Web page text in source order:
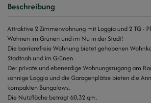
Beschreibung
Attraktive 2 Zimmerwohnung mit Loggia und 2 TG -
Wohnen im Grünen und im Nu in der Stadt!
Die barrierefreie Wohnung bietet gehobenen
Stadtnah und im Grünen.
Der private und ebenerdige Wohnungszugang am
sonnige Loggia und die Garagenplätze bieten die
kompakten Bungalows.
Die Nutzfläche beträgt 60,32 qm.